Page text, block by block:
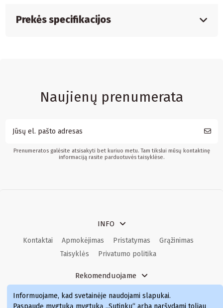
Prekės specifikacijos
Naujienų prenumerata
Prenumeratos galėsite atsisakyti bet kuriuo metu. Tam tikslui mūsų kontaktinę
informaciją rasite parduotuvės taisyklėse.
INFO
Kontaktai Apmokėjimas Pristatymas
Grąžinimas
Taisyklės
Privatumo politika
Rekomenduojame
Kvepalai Kvepalai moterims
Kvepalai vyrams
Kvepalai moterims
Kvepalai
Informuojame, kad svetainėje naudojami slapukai.
Paspaudę mygtuką mygtuką „Sutinku“ arba naršydami toliau